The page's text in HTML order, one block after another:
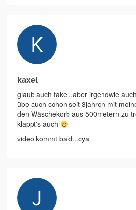
kaxel
glaub auch fake...aber irgendwie
übe auch schon seit 3jahren mit
den Wäschekorb aus 500metern zu
klappt's auch
video kommt bald...cya